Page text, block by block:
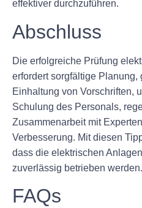
effektiver durchzuführen.
Abschluss
Die erfolgreiche Prüfung
erfordert sorgfältige Planung,
Einhaltung von Vorschriften,
Schulung des Personals,
Zusammenarbeit mit
Verbesserung. Mit diesen
dass die elektrischen
zuverlässig betrieben werden.
FAQs